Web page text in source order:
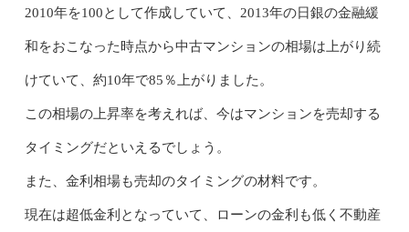
2010年を100として作成していて、2013年の日銀の金融緩
和をおこなった時点から中古マンションの相場は上がり続
けていて、約10年で85％上がりました。
この相場の上昇率を考えれば、今はマンションを売却する
タイミングだといえるでしょう。
また、金利相場も売却のタイミングの材料です。
現在は超低金利となっていて、ローンの金利も低く不動産